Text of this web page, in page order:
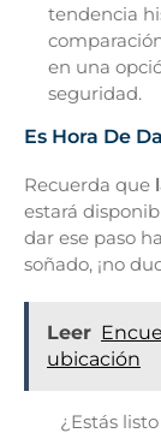
tendencia
en una
seguridad.
Es Hora De
Recuerda que
estará
dar ese paso
soñado, ¡no
Leer
ubicación
¿Estás